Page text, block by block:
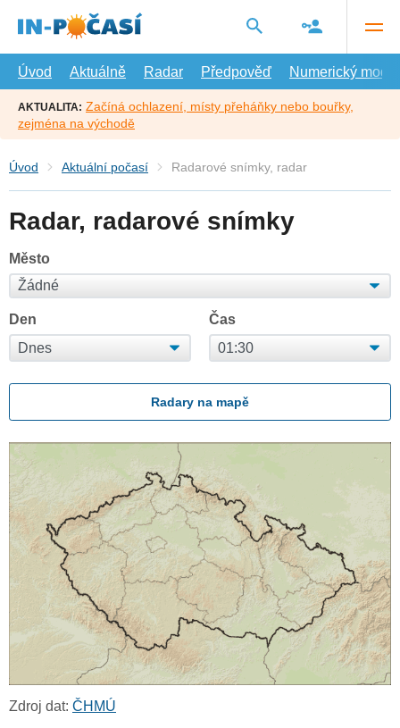
hlavní
Úvod
Aktuálně Radar Předpověď Numerický model
AKTUALITA: Začíná ochlazení, místy přeháňky nebo bouřky,
zejména na východě
Úvod Aktuální počasí Radarové snímky, radar
Radar, radarové snímky
Město
Den Čas
Radary na mapě
Zdroj dat: ČHMÚ